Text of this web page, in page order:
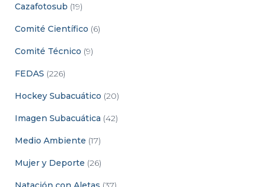
Cazafotosub (19)
Comité Científico (6)
Comité Técnico (9)
FEDAS (226)
Hockey Subacuático (20)
Imagen Subacuática (42)
Medio Ambiente (17)
Mujer y Deporte (26)